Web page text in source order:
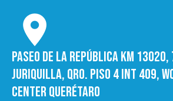
Paseo de la República Km 13020,
Juriquilla, Qro. Piso 4 int 409,
Center Querétaro